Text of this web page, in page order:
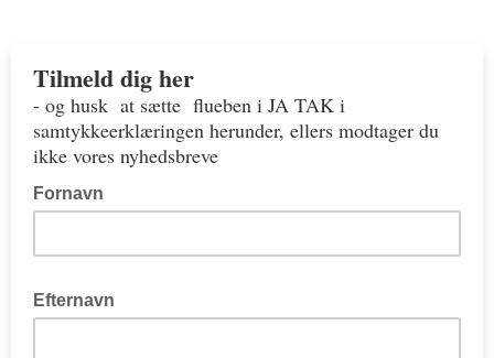
Tilmeld dig her
- og husk at sætte flueben i JA TAK i
samtykkeerklæringen herunder, ellers modtager du
ikke vores nyhedsbreve
Fornavn
Efternavn